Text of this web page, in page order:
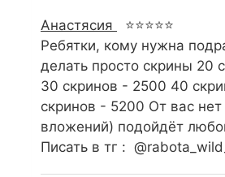
Анастясия
⭐⭐⭐⭐⭐
Ребятки, кому нужна
делать просто скрины 20
30 скринов - 2500 40
скринов - 5200 От вас нет
вложений) подойдёт
Писать в тг :